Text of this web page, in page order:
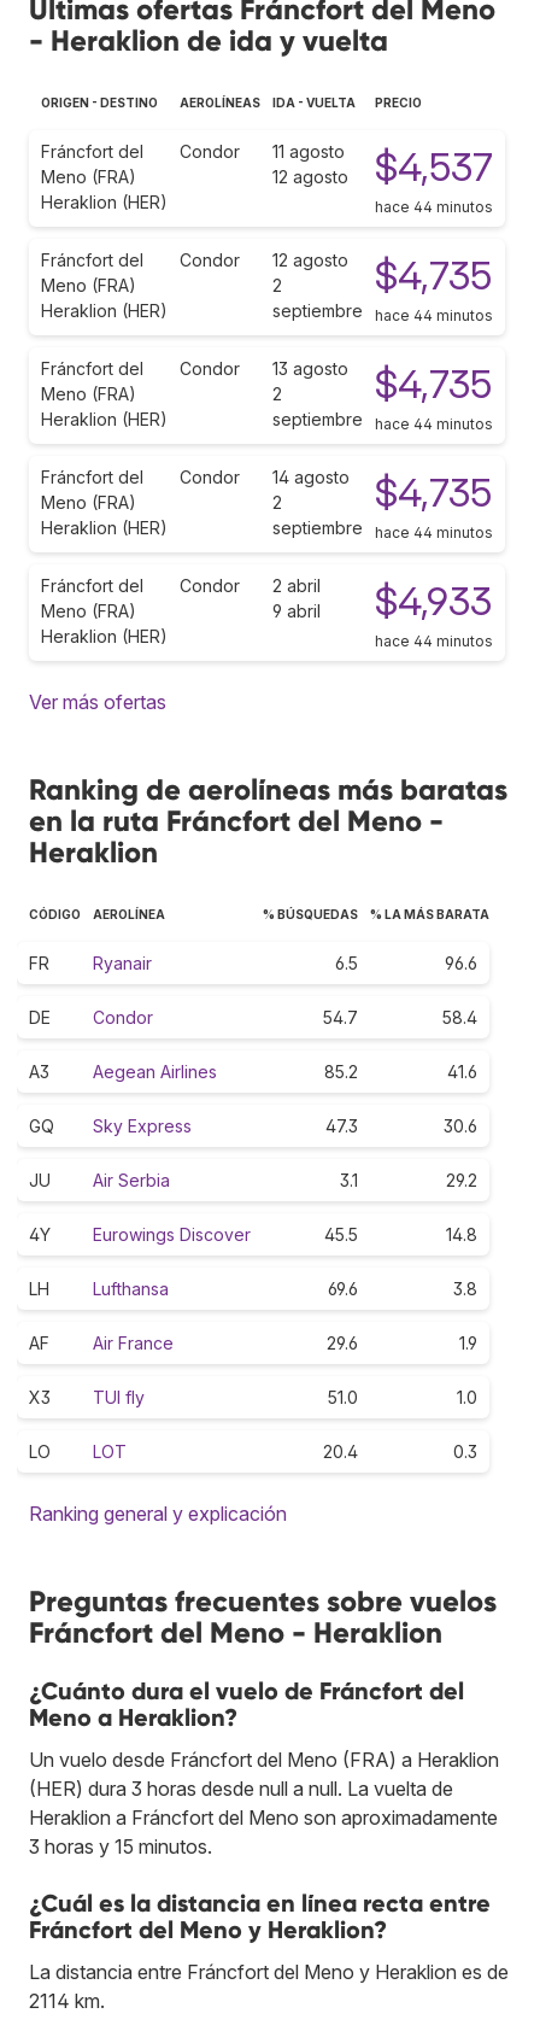
Últimas ofertas Fráncfort del Meno
- Heraklion de ida y vuelta
ORIGEN - DESTINO AEROLÍNEAS IDA - VUELTA PRECIO
Fráncfort del
Meno (FRA)
Heraklion (HER)
Condor
11 agosto
12 agosto
$4,537
hace 44 minutos
Fráncfort del
Meno (FRA)
Heraklion (HER)
Condor
12 agosto
2
septiembre
$4,735
hace 44 minutos
Fráncfort del
Meno (FRA)
Heraklion (HER)
Condor
13 agosto
2
septiembre
$4,735
hace 44 minutos
Fráncfort del
Meno (FRA)
Heraklion (HER)
Condor
14 agosto
2
septiembre
$4,735
hace 44 minutos
Fráncfort del
Meno (FRA)
Heraklion (HER)
Condor
2 abril
9 abril
$4,933
hace 44 minutos
Ver más ofertas
Ranking de aerolíneas más baratas
en la ruta Fráncfort del Meno -
Heraklion
CÓDIGO AEROLÍNEA % BÚSQUEDAS % LA MÁS BARATA
FR Ryanair 6.5 96.6
DE Condor 54.7 58.4
A3 Aegean Airlines 85.2 41.6
GQ Sky Express 47.3 30.6
JU Air Serbia 3.1 29.2
4Y Eurowings Discover 45.5 14.8
LH Lufthansa 69.6 3.8
AF Air France 29.6 1.9
X3 TUI fly 51.0 1.0
LO LOT 20.4 0.3
Ranking general y explicación
Preguntas frecuentes sobre vuelos
Fráncfort del Meno - Heraklion
¿Cuánto dura el vuelo de Fráncfort del
Meno a Heraklion?
Un vuelo desde Fráncfort del Meno (FRA) a Heraklion
(HER) dura 3 horas desde null a null. La vuelta de
Heraklion a Fráncfort del Meno son aproximadamente
3 horas y 15 minutos.
¿Cuál es la distancia en línea recta entre
Fráncfort del Meno y Heraklion?
La distancia entre Fráncfort del Meno y Heraklion es de
2114 km.